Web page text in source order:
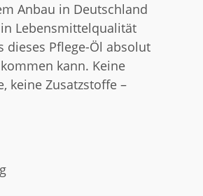
Anbau in Deutschland
Lebensmittelqualität
dieses Pflege-Öl absolut
kann. Keine
keine Zusatzstoffe –